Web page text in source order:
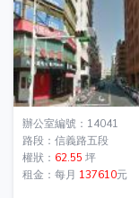
辦公室編號：14041
路段：信義路五段
權狀： 62.55 坪
租金：每月 137610元